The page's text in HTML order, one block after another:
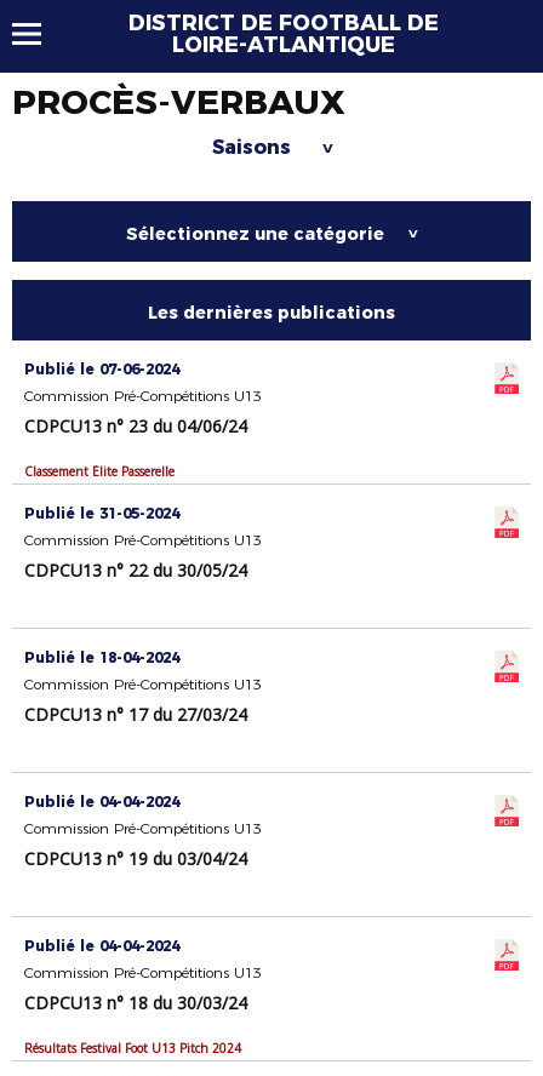
DISTRICT DE FOOTBALL DE
LOIRE-ATLANTIQUE
PROCÈS-VERBAUX
Saisons >
Sélectionnez une catégorie >
Les dernières publications
Publié le 07-06-2024
Commission Pré-Compétitions U13
CDPCU13 n° 23 du 04/06/24
Classement Élite Passerelle
Publié le 31-05-2024
Commission Pré-Compétitions U13
CDPCU13 n° 22 du 30/05/24
Publié le 18-04-2024
Commission Pré-Compétitions U13
CDPCU13 n° 17 du 27/03/24
Publié le 04-04-2024
Commission Pré-Compétitions U13
CDPCU13 n° 19 du 03/04/24
Publié le 04-04-2024
Commission Pré-Compétitions U13
CDPCU13 n° 18 du 30/03/24
Résultats Festival Foot U13 Pitch 2024